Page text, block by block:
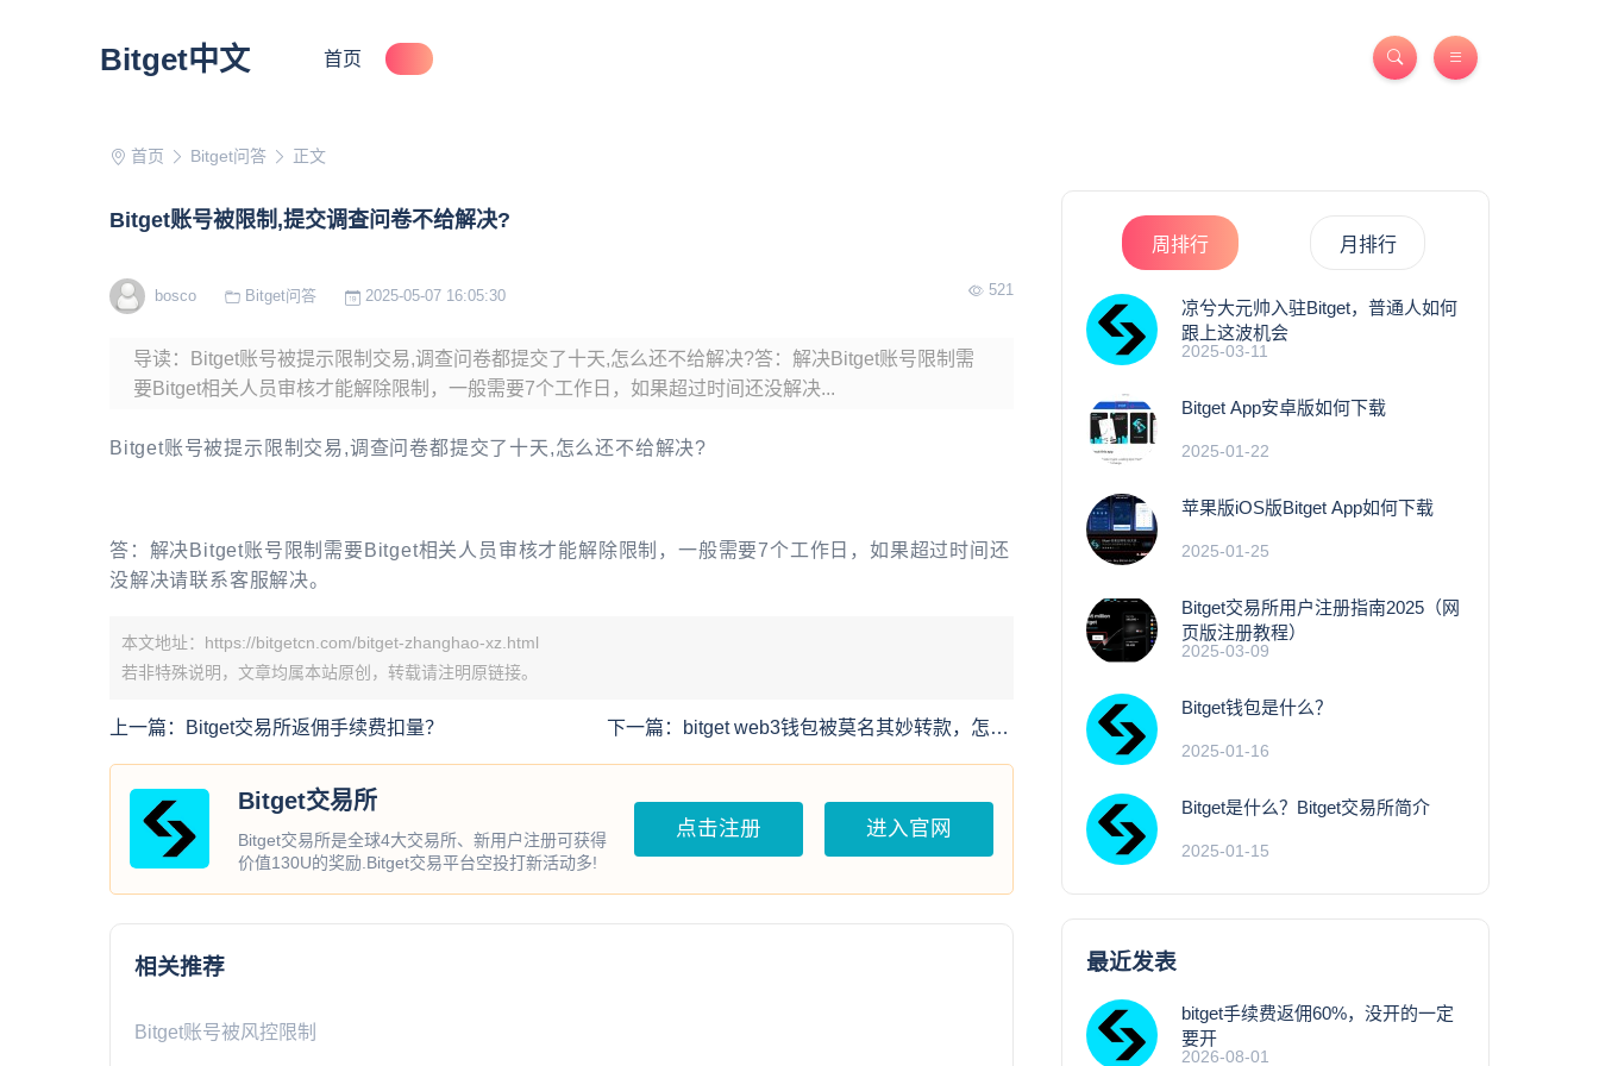
Bitget中文 首页
首页 Bitget问答 正文
Bitget账号被限制,提交调查问卷不给解决?
bosco Bitget问答 2025-05-07 16:05:30 521
导读：Bitget账号被提示限制交易,调查问卷都提交了十天,怎么还不给解决?答：解决Bitget账号限制需
要Bitget相关人员审核才能解除限制，一般需要7个工作日，如果超过时间还没解决...
Bitget账号被提示限制交易,调查问卷都提交了十天,怎么还不给解决?
答：解决Bitget账号限制需要Bitget相关人员审核才能解除限制，一般需要7个工作日，如果超过时间还
没解决请联系客服解决。
本文地址：https://bitgetcn.com/bitget-zhanghao-xz.html
若非特殊说明，文章均属本站原创，转载请注明原链接。
上一篇： Bitget交易所返佣手续费扣量？ 下一篇：
bitget web3钱包被莫名其妙转款，怎么
Bitget交易所
Bitget交易所是全球4大交易所、新用户注册可获得
价值130U的奖励.Bitget交易平台空投打新活动多!
点击注册 进入官网
相关推荐
Bitget账号被风控限制
周排行 月排行
凉兮大元帅入驻Bitget，普通人如何
跟上这波机会
2025-03-11
Bitget App安卓版如何下载
2025-01-22
苹果版iOS版Bitget App如何下载
2025-01-25
Bitget交易所用户注册指南2025（网
页版注册教程）
2025-03-09
Bitget钱包是什么？
2025-01-16
Bitget是什么？Bitget交易所简介
2025-01-15
最近发表
bitget手续费返佣60%，没开的一定
要开
2026-08-01